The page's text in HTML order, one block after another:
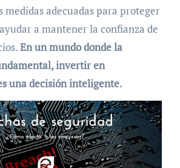
medidas adecuadas para proteger
a mantener la confianza de
En un mundo donde la
invertir en
una decisión inteligente.